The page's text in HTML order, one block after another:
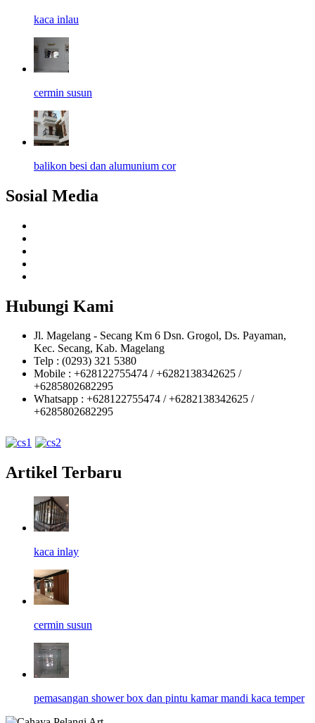
kaca inlau
cermin susun
balikon besi dan alumunium cor
Sosial Media
Hubungi Kami
Jl. Magelang - Secang Km 6 Dsn. Grogol, Ds. Payaman,
Kec. Secang, Kab. Magelang
Telp : (0293) 321 5380
Mobile : +628122755474 / +6282138342625 /
+6285802682295
Whatsapp : +628122755474 / +6282138342625 /
+6285802682295
Artikel Terbaru
kaca inlay
cermin susun
pemasangan shower box dan pintu kamar mandi kaca temper